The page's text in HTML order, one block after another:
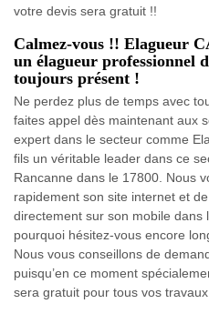
votre devis sera gratuit !!
Calmez-vous !! Elagueur
un élagueur professionnel
toujours présent !
Ne perdez plus de temps avec
faites appel dès maintenant aux
expert dans le secteur comme
fils un véritable leader dans ce
Rancanne dans le 17800. Nous
rapidement son site internet et
directement sur son mobile dans
pourquoi hésitez-vous encore
Nous vous conseillons de
puisqu’en ce moment
sera gratuit pour tous vos